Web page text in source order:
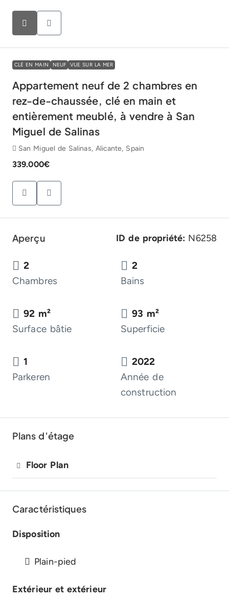
CLÉ EN MAIN NEUF VUE SUR LA MER
Appartement neuf de 2 chambres en
rez-de-chaussée, clé en main et
entièrement meublé, à vendre à San
Miguel de Salinas
San Miguel de Salinas, Alicante, Spain
339.000€
Aperçu ID de propriété: N6258
2
Chambres
2
Bains
92 m²
Surface bâtie
93 m²
Superficie
1
Parkeren
2022
Année de
construction
Plans d’étage
Floor Plan
Caractéristiques
Disposition
Plain-pied
Extérieur et extérieur